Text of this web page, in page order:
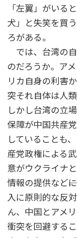
「左翼」がいる
犬」と失笑を買
ろがある。
では、台湾の
のだろうか。ア
リカ自身の利害
突それ自体は人
しかし台湾の立
保障が中国共産
していることも
産党政権による
意がウクライナと
情報の提供など
入に原則的な反
ん、中国とアメ
衝突を回避する